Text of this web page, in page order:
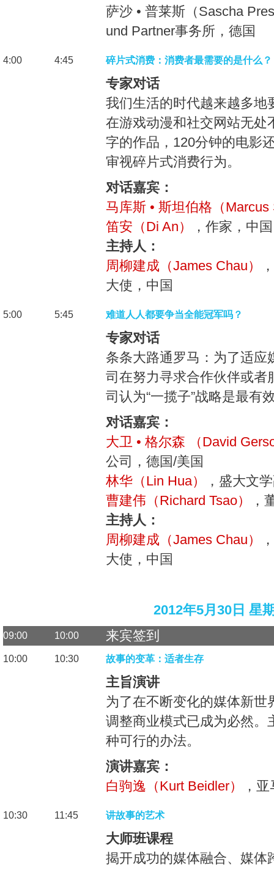
萨沙 • 普莱斯（Sascha
und Partner事务所，德国
4:00 4:45 碎片式消费：消费者最需要的是什么？
专家对话
我们生活的时代越来越多地
在游戏动漫和社交网站无处
字的作品，120分钟的电影
审视碎片式消费行为。
对话嘉宾：
马库斯 • 斯坦伯格（Marcus
笛安（Di An）
，作家，中国
主持人：
周柳建成（James Chau）
大使，中国
5:00 5:45 难道人人都要争当全能冠军吗？
专家对话
条条大路通罗马：为了适应
司在努力寻求合作伙伴或者
司认为“一揽子”战略是最有
对话嘉宾：
大卫 • 格尔森 （David
公司，德国/美国
林华（Lin Hua）
，盛大文
曹建伟（Richard Tsao）
，
主持人：
周柳建成（James Chau）
大使，中国
2012年5月30日 星
09:00 10:00 来宾签到
10:00 10:30 故事的变革：适者生存
主旨演讲
为了在不断变化的媒体新
调整商业模式已成为必然。
种可行的办法。
演讲嘉宾：
白驹逸（Kurt Beidler）
，
10:30 11:45 讲故事的艺术
大师班课程
揭开成功的媒体融合、媒体